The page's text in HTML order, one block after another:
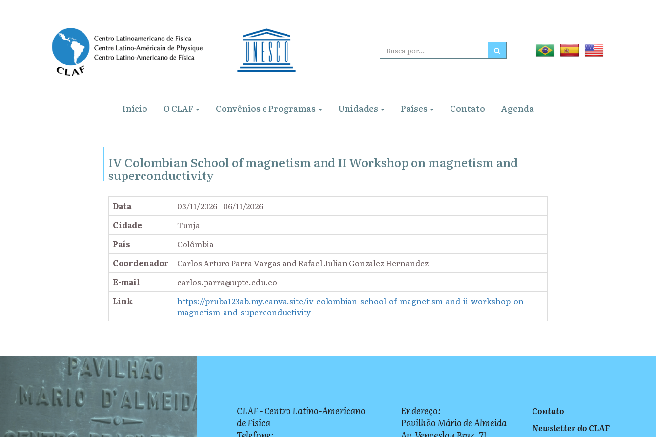
Início O CLAF Convênios e Programas Unidades Países Contato Agenda
IV Colombian School of magnetism and II Workshop on magnetism and
superconductivity
Data
03/11/2026 - 06/11/2026
Cidade
Tunja
País
Colômbia
Coordenador
Carlos Arturo Parra Vargas and Rafael Julian Gonzalez Hernandez
E-mail
carlos.parra@uptc.edu.co
Link
https://pruba123ab.my.canva.site/iv-colombian-school-of-magnetism-and-ii-workshop-on-
magnetism-and-superconductivity
CLAF - Centro Latino-Americano
de Física
Endereço:
Pavilhão Mário de Almeida
Contato
Newsletter do CLAF